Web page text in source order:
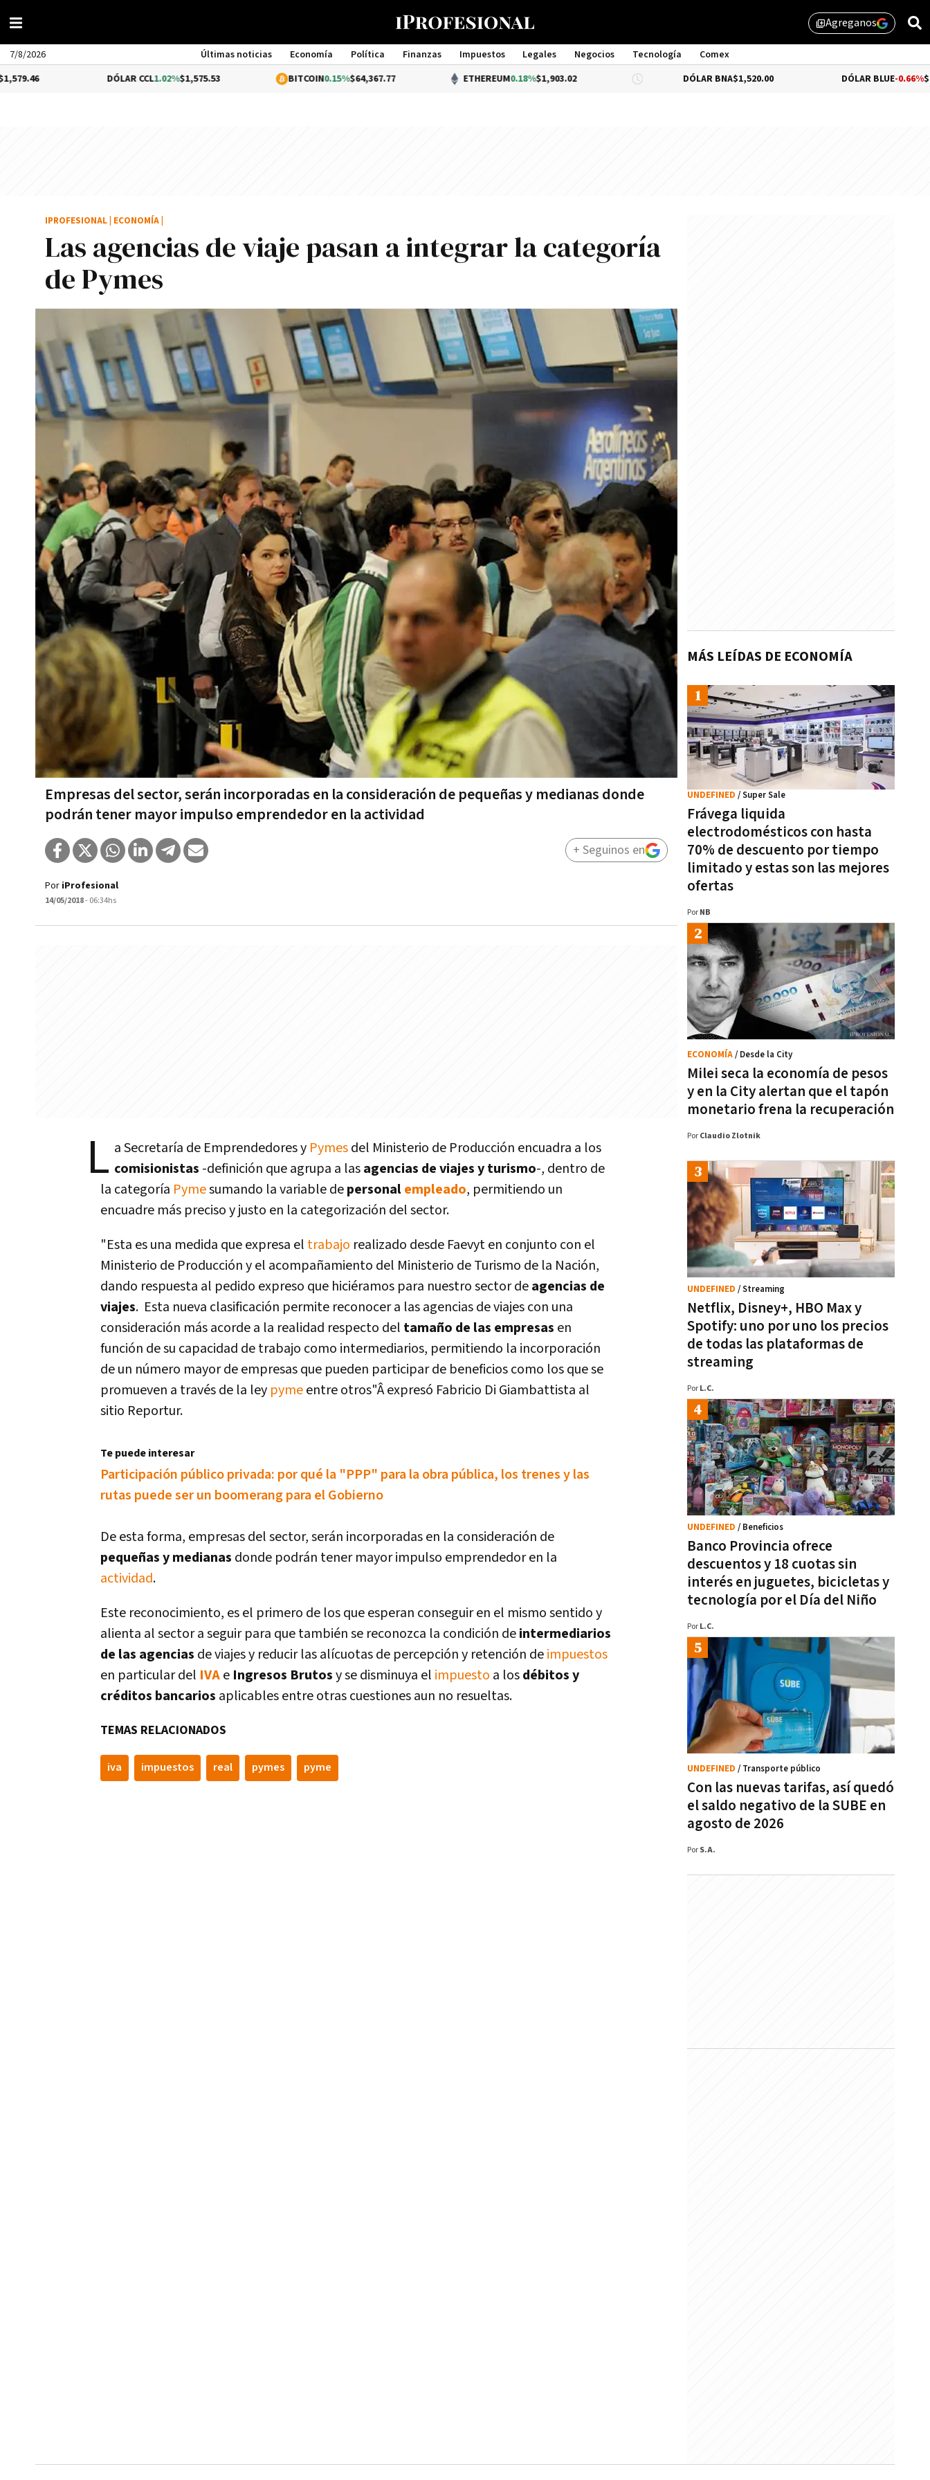
library_addAgreganos
7/8/2026 Últimas noticias Economía Política Finanzas Impuestos Legales Negocios Tecnología
Comex
Management
DÓLAR CCL1.02% $1,575.53 BITCOIN0.15%$64,367.77 ETHEREUM0.18%$1,903.02 DÓLAR BNA$1,520.00 DÓLAR BLUE-0.66%$1,530.00
Las agencias de viaje pasan a integrar la categorí­a
de Pymes
Empresas del sector, serán incorporadas en la consideración de pequeñas y medianas donde
podrán tener mayor impulso emprendedor en la actividad
IPROFESIONAL ECONOMÍA
Por iProfesional
14/05/2018- 06:34hs
+ Seguinos en
L a Secretarí­a de Emprendedores y Pymesdel Ministerio de Producción encuadra a los
comisionistas -definición que agrupa a lasagencias de viajes y turismo-, dentro de
la categorí­a Pymesumando la variable depersonalempleado, permitiendo un
encuadre más preciso y justo en la categorización del sector.
"Esta es una medida que expresa el trabajo realizado desde Faevyt en conjunto con el
Ministerio de Producción y el acompañamiento del Ministerio de Turismo de la Nación,
dando respuesta al pedido expreso que hiciéramos para nuestro sector deagencias de
viajes. Esta nueva clasificación permite reconocer a las agencias de viajes con una
consideración más acorde a la realidad respecto del tamaño de las empresas en
función de su capacidad de trabajo como intermediarios, permitiendo la incorporación
de un número mayor de empresas que pueden participar de beneficios como los que se
promueven a través de la ley pymeentre otros"Â expresó Fabricio Di Giambattista al
sitio Reportur.
Te puede interesar
Participación público privada: por qué la "PPP" para la obra pública, los trenes y las
rutas puede ser un boomerang para el Gobierno
De esta forma, empresas del sector, serán incorporadas en la consideración de
pequeñas y medianas donde podrán tener mayor impulso emprendedor en la
actividad.
Este reconocimiento, es el primero de los que esperan conseguir en el mismo sentido y
alienta al sector a seguir para que también se reconozca la condición deintermediarios
de las agencias de viajes y reducir las alí­cuotas de percepción y retención deimpuestos
en particular del IVAe Ingresos Brutosy se disminuya el impuesto a losdébitos y
créditos bancarios aplicables entre otras cuestiones aun no resueltas.
TEMAS RELACIONADOS
iva impuestos real pymes pyme
MÁS LEÍDAS DE ECONOMÍA
Frávega liquida
electrodomésticos con hasta
70% de descuento por tiempo
limitado y estas son las mejores
ofertas
UNDEFINED / Super Sale
Por NB
Milei seca la economía de pesos
y en la City alertan que el tapón
monetario frena la recuperación
ECONOMÍA/ Desde la City
Por Claudio Zlotnik
Netflix, Disney+, HBO Max y
Spotify: uno por uno los precios
de todas las plataformas de
streaming
UNDEFINED / Streaming
Por L.C.
Banco Provincia ofrece
descuentos y 18 cuotas sin
interés en juguetes, bicicletas y
tecnología por el Día del Niño
UNDEFINED / Beneficios
Por L.C.
Con las nuevas tarifas, así quedó
el saldo negativo de la SUBE en
agosto de 2026
UNDEFINED / Transporte público
Por S.A.